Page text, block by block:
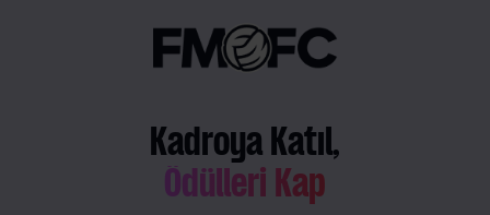
Kadroya Katıl,
Ödülleri Kap